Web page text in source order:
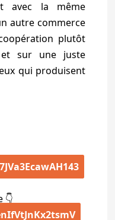
avec la même
autre commerce
plutôt
sur une juste
qui produisent
👇